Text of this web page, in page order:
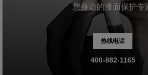
您身边的漆面保护专
热线电话
400-882-1165